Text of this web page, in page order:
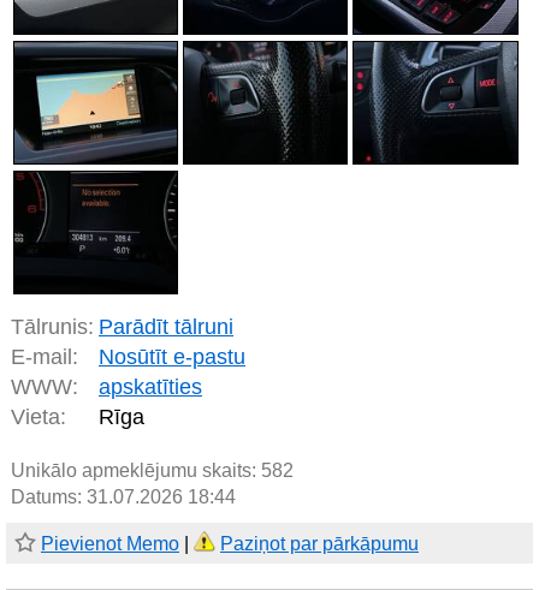
Tālrunis: Parādīt tālruni
E-mail:
Nosūtīt e-pastu
WWW:
apskatīties
Vieta:
Rīga
Unikālo apmeklējumu skaits: 582
Datums: 31.07.2026 18:44
Pievienot Memo Paziņot par pārkāpumu